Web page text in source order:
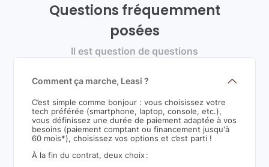
Questions fréquemment
posées
Il est question de questions
Comment ça marche, Leasi ?
C’est simple comme bonjour : vous choisissez votre
tech préférée (smartphone, laptop, console, etc.),
vous définissez une durée de paiement adaptée à vos
besoins (paiement comptant ou financement jusqu'à
60 mois*), choisissez vos options et c’est parti !
À la fin du contrat, deux choix :